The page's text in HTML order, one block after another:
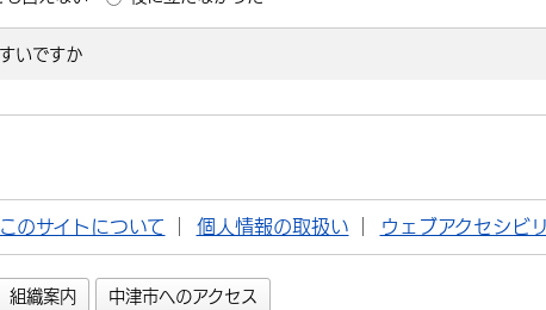
このサイトについて 個人情報の取扱い ウェブアクセシビ
組織案内 中津市へのアクセス